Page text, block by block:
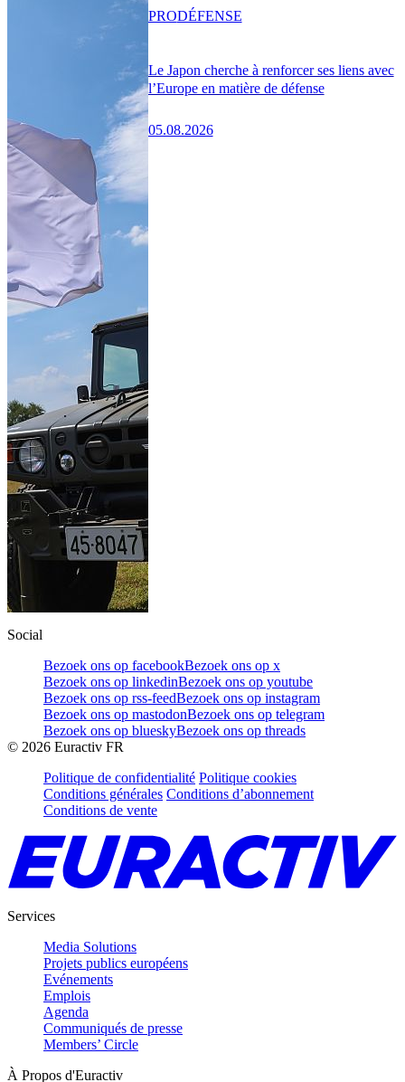
Le Japon cherche à renforcer ses liens avec
l’Europe en matière de défense
05.08.2026
PRODÉFENSE
Social
Bezoek ons op facebookBezoek ons op x
Bezoek ons op linkedinBezoek ons op youtube
Bezoek ons op rss-feedBezoek ons op instagram
Bezoek ons op mastodonBezoek ons op telegram
Bezoek ons op blueskyBezoek ons op threads
© 2026 Euractiv FR
Politique de confidentialité Politique cookies
Conditions générales Conditions d’abonnement
Conditions de vente
Services
Media Solutions
Projets publics européens
Evénements
Emplois
Agenda
Communiqués de presse
Members’ Circle
À Propos d'Euractiv